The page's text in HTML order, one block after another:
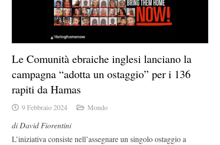
Le Comunità ebraiche inglesi lanciano la
campagna “adotta un ostaggio” per i 136
rapiti da Hamas
9 Febbraio 2024 Mondo
di David Fiorentini
L’iniziativa consiste nell’assegnare un singolo ostaggio a